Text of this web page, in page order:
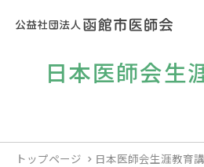
日本医師会生
トップページ 日本医師会生涯教育